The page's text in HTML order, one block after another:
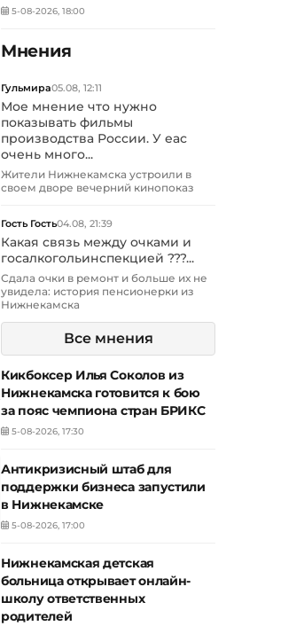
5-08-2026, 18:00
Мнения
Гульмира05.08, 12:11
Мое мнение что нужно
показывать фильмы
производства России. У еас
очень много...
Жители Нижнекамска устроили в
своем дворе вечерний кинопоказ
Гость Гость04.08, 21:39
Какая связь между очками и
госалкогольинспекцией ???...
Сдала очки в ремонт и больше их не
увидела: история пенсионерки из
Нижнекамска
Все мнения
Кикбоксер Илья Соколов из
Нижнекамска готовится к бою
за пояс чемпиона стран БРИКС
5-08-2026, 17:30
Антикризисный штаб для
поддержки бизнеса запустили
в Нижнекамске
5-08-2026, 17:00
Нижнекамская детская
больница открывает онлайн-
школу ответственных
родителей